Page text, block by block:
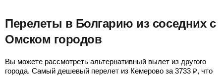
Перелеты в Болгарию из соседних с
Омском городов
Вы можете рассмотреть альтернативный вылет из другого
города. Самый дешевый перелет из Кемерово за 3733 ₽, что